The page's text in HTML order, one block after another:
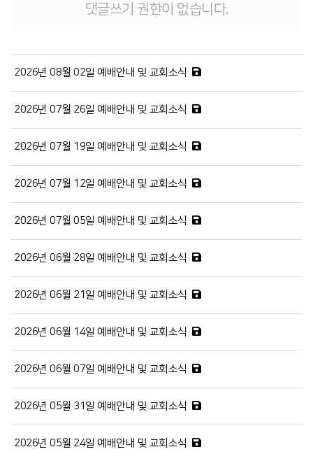
댓글쓰기 권한이 없습니다.
2026년 08월 02일 예배안내 및 교회소식
2026년 07월 26일 예배안내 및 교회소식
2026년 07월 19일 예배안내 및 교회소식
2026년 07월 12일 예배안내 및 교회소식
2026년 07월 05일 예배안내 및 교회소식
2026년 06월 28일 예배안내 및 교회소식
2026년 06월 21일 예배안내 및 교회소식
2026년 06월 14일 예배안내 및 교회소식
2026년 06월 07일 예배안내 및 교회소식
2026년 05월 31일 예배안내 및 교회소식
2026년 05월 24일 예배안내 및 교회소식